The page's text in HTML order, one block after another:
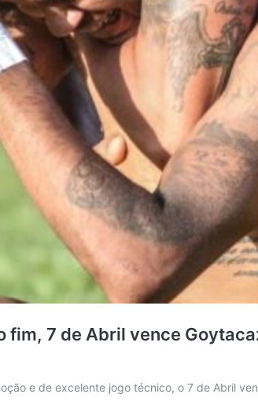
fim, 7 de Abril vence
e de excelente jogo técnico, o 7 de Abril